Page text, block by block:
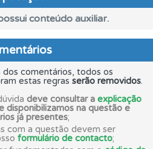
conteúdo auxiliar.
dos comentários, todos os
estas regras serão removidos.
deve consultar a explicação
disponibilizamos na questão e
já presentes;
com a questão devem ser
formulário de contacto;